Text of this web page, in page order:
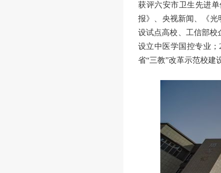
获评六安市卫生先进
报》
、央视新闻、
《
设试点高校、工信部校
设立中医学国控专业 ；
省“三教”改革示范校建